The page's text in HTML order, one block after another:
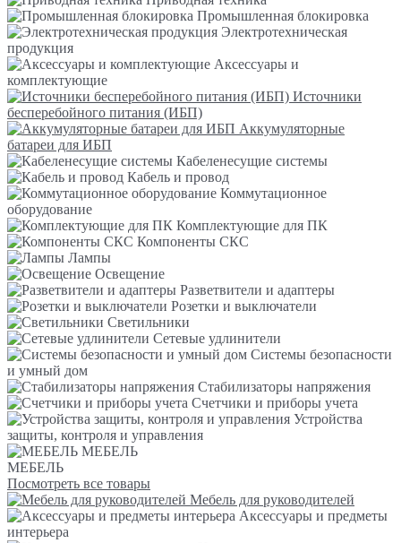
Промышленная блокировка
Электротехническая
продукция
Аксессуары и
комплектующие
Источники
бесперебойного питания (ИБП)
Аккумуляторные
батареи для ИБП
Кабеленесущие системы
Кабель и провод
Коммутационное
оборудование
Комплектующие для ПК
Компоненты СКС
Лампы
Освещение
Разветвители и адаптеры
Розетки и выключатели
Светильники
Сетевые удлинители
Системы безопасности
и умный дом
Стабилизаторы напряжения
Счетчики и приборы учета
Устройства
защиты, контроля и управления
МЕБЕЛЬ
МЕБЕЛЬ
Посмотреть все товары
Мебель для руководителей
Аксессуары и предметы
интерьера